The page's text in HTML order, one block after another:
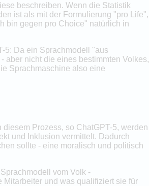
beschreiben. Wenn die Statistik
ist als mit der Formulierung "pro Life",
bin gegen pro Choice" natürlich in
5: Da ein Sprachmodell "aus
aber nicht die eines bestimmten Volkes,
Sprachmaschine also eine
Prozess, so ChatGPT-5, werden
und Inklusion vermittelt. Dadurch
sollte - eine moralisch und politisch
vom Volk -
und was qualifiziert sie für